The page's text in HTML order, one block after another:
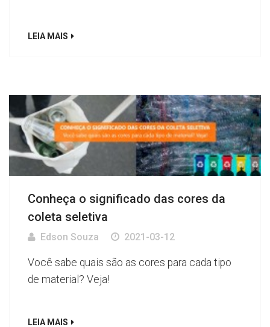
LEIA MAIS
Conheça o significado das cores da
coleta seletiva
Edson Souza 2021-03-12
Você sabe quais são as cores para cada tipo
de material? Veja!
LEIA MAIS